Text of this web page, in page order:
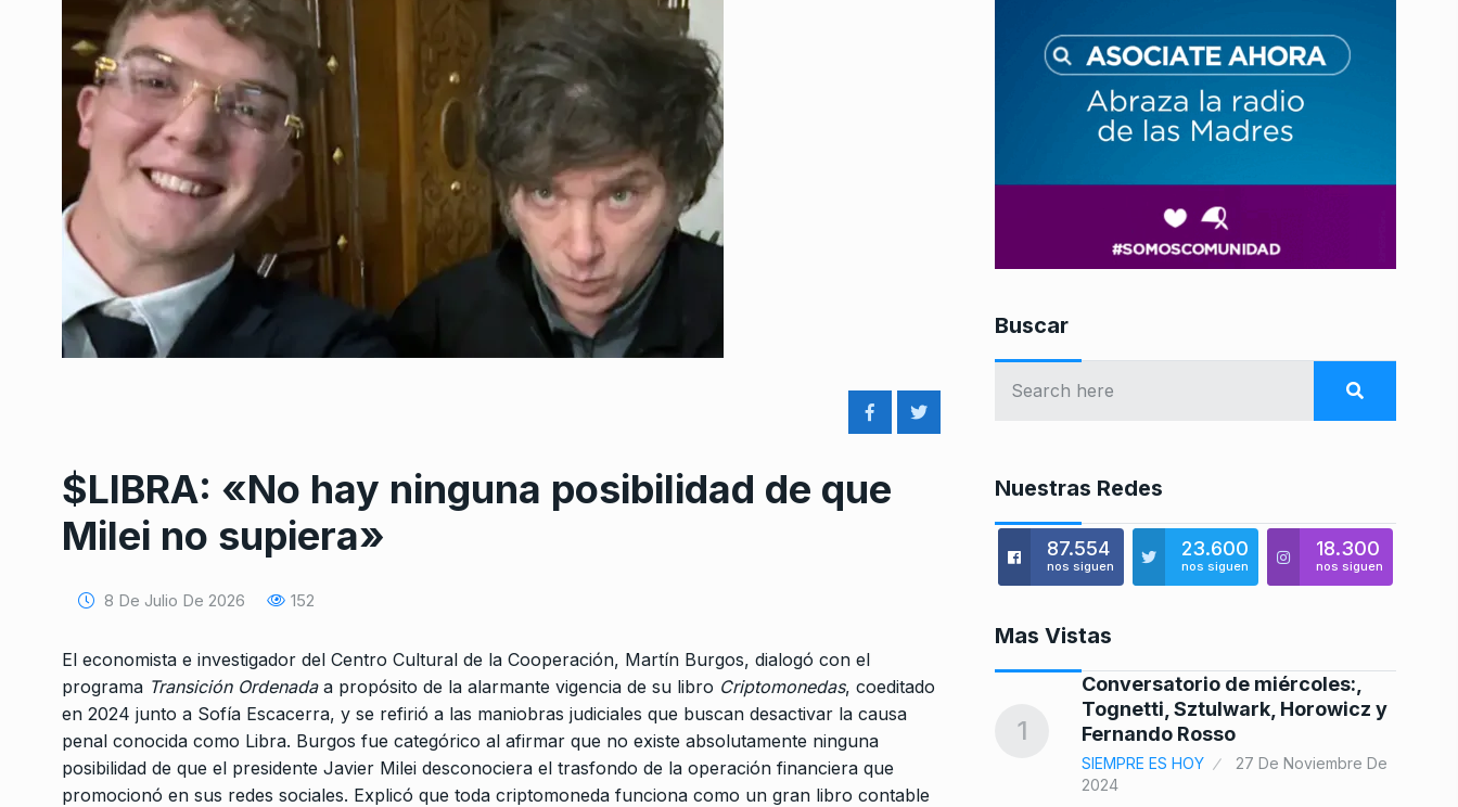
$LIBRA: «No hay ninguna posibilidad de que
Milei no supiera»
8 De Julio De 2026 152
El economista e investigador del Centro Cultural de la Cooperación, Martín Burgos, dialogó con el
programa Transición Ordenadaa propósito de la alarmante vigencia de su libro Criptomonedas, coeditado
en 2024 junto a Sofía Escacerra, y se refirió a las maniobras judiciales que buscan desactivar la causa
penal conocida como Libra. Burgos fue categórico al afirmar que no existe absolutamente ninguna
posibilidad de que el presidente Javier Milei desconociera el trasfondo de la operación financiera que
promocionó en sus redes sociales. Explicó que toda criptomoneda funciona como un gran libro contable
Buscar
Nuestras Redes
87.554
nos siguen
23.600
nos siguen
18.300
nos siguen
Mas Vistas
1
Conversatorio de miércoles:,
Tognetti, Sztulwark, Horowicz y
Fernando Rosso
SIEMPRE ES HOY
27 De Noviembre De
2024
8
Santiago Hamud: «Gerardo
Morales es el único responsable
de la…
ALERTA! 21 De Junio De 2023
1
Conversatorio de miércoles:,
Tognetti, Sztulwark, Horowicz y
Fernando Rosso
SIEMPRE ES HOY
27 De Noviembre De
2024